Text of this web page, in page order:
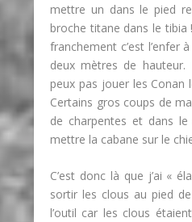
mettre un dans le pied
broche titane dans le tibia
franchement c’est
deux mètres de
peux pas jouer les Conan
Certains gros coups de
de charpentes et dans
mettre la cabane sur le
C’est donc là que j’ai «
sortir les clous au pied
l’outil car les clous